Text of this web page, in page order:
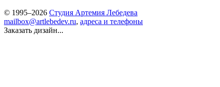
© 1995–2026 Студия Артемия Лебедева
mailbox@artlebedev.ru, адреса и телефоны
Заказать дизайн...